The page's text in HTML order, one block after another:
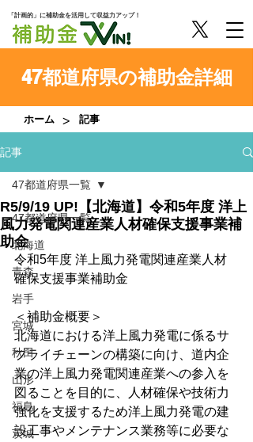
「計画的」に補助金を活用して収益力アップ！
47都道府県の補助金詳細
ホーム > 記事
記事
47都道府県一覧
北海道
青森
岩手
宮城
秋田
山形
福島
茨城
47都道府県一覧
R5/9/19 UP!【北海道】令和5年度 洋上
風力発電関連産業人材確保支援事業補
助金
令和5年度 洋上風力発電関連産業人材
確保支援事業補助金
＜補助金概要＞
北海道における洋上風力発電に係るサ
プライチェーンの構築に向け、道内企
業の洋上風力発電関連産業への参入を
図ることを目的に、人材確保や技術力
強化を支援するため洋上風力発電の建
設工事やメンテナンス業務等に必要な